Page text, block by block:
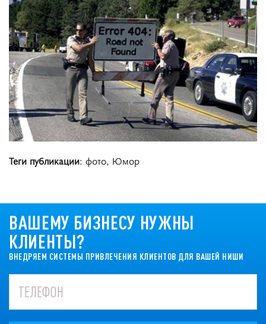
Теги публикации: фото, Юмор
ВАШЕМУ БИЗНЕСУ НУЖНЫ
КЛИЕНТЫ?
ВНЕДРЯЕМ СИСТЕМЫ ПРИВЛЕЧЕНИЯ КЛИЕНТОВ ДЛЯ ВАШЕЙ НИШИ